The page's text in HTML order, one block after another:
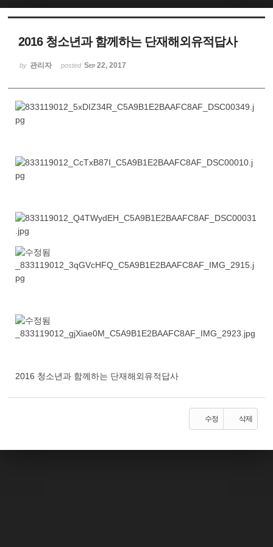
2016 청소년과 함께하는 단재해외유적답사
by 관리자 posted Sep 22, 2017
2016 청소년과 함께하는 단재해외유적답사
수정 삭제